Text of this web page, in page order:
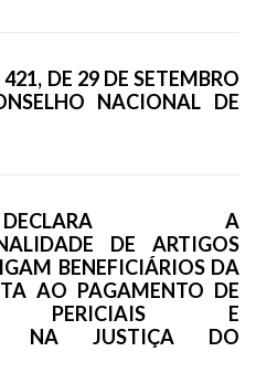
DE 29 DE SETEMBRO
NACIONAL DE
A
DE ARTIGOS
BENEFICIÁRIOS DA
AO PAGAMENTO DE
PERICIAIS E
NA JUSTIÇA DO